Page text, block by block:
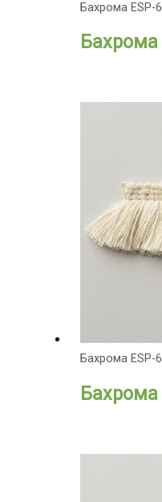
Бахрома ESP-
Бахрома
Бахрома ESP-
Бахрома